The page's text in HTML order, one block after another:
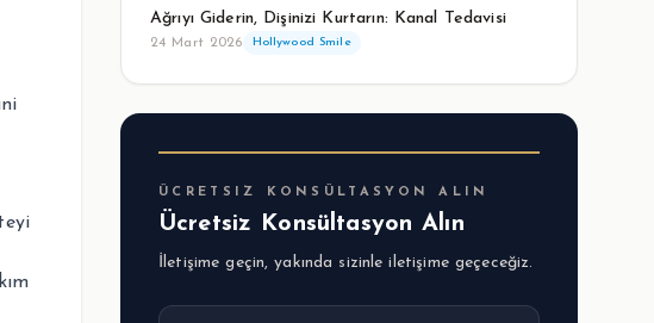
Ağrıyı Giderin, Dişinizi Kurtarın: Kanal Tedavisi
24 Mart 2026 Hollywood Smile
ÜCRETSIZ KONSÜLTASYON ALIN
Ücretsiz Konsültasyon Alın
İletişime geçin, yakında sizinle iletişime geçeceğiz.